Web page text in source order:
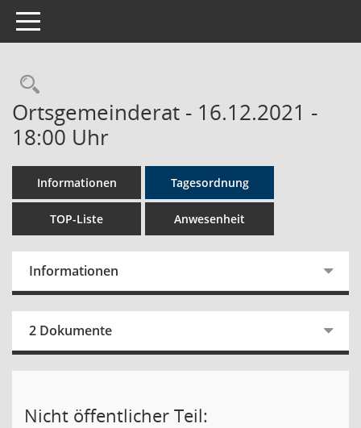
Toggle navigation
Rechercheauswahl
Ortsgemeinderat - 16.12.2021 -
18:00 Uhr
Informationen Tagesordnung
TOP-Liste Anwesenheit
Informationen
2 Dokumente
Nicht öffentlicher Teil: